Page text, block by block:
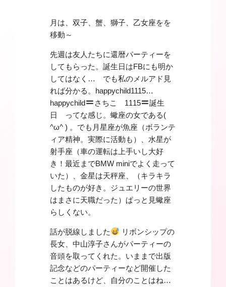
月は、双子、蟹、獅子、乙女座をを
移動～
先週は友人たちに還暦パーティーを
してもらった。誕生日はFBにも明か
してはなく… でも私のメルアド見
れば分かる。happychild1115…
happychild
さちこ 1115
誕生
日 ってな感じ。蠍座の女である(
^ω^ ) 。でも月星座が魚座（ボランテ
ィア精神。実際に活動も）、水星が
射手座（車の運転は上手いし大好
き！最近までBMW miniでよく走って
いた）、金星は天秤座、（キラキラ
したものが好き。ジュエリーの世界
はまさに天職だった）ぱっと見蠍座
らしくない。
話が脱線しました
リボンシップの
長女、中山淳子さんがパーティーの
音頭を取ってくれた。いままで出版
記念などのパーティーなど開催した
ことはあるけど、自分のことはね…